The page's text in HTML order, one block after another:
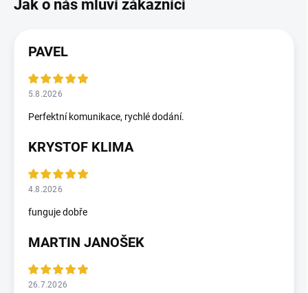
PAVEL
5.8.2026
Perfektní komunikace, rychlé dodání.
KRYSTOF KLIMA
4.8.2026
funguje dobře
MARTIN JANOŠEK
26.7.2026